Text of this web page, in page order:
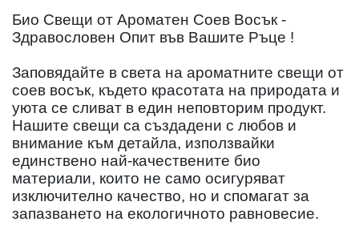
Био Свещи от Ароматен Соев Восък -
Здравословен Опит във Вашите Ръце !
Заповядайте в света на ароматните свещи от
соев восък, където красотата на природата и
уюта се сливат в един неповторим продукт.
Нашите свещи са създадени с любов и
внимание към детайла, използвайки
единствено най-качествените био
материали, които не само осигуряват
изключително качество, но и спомагат за
запазването на екологичното равновесие.